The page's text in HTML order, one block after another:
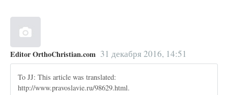
Editor OrthoChristian.com 31 декабря 2016, 14:51
To JJ: This article was translated:
http://www.pravoslavie.ru/98629.html.